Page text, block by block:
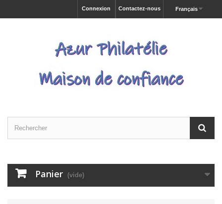
Français
Contactez-nous
Connexion
Panier (vide)